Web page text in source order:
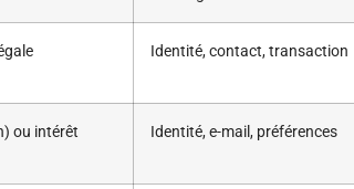
Identité, contact, transaction
ou intérêt
Identité, e-mail, préférences